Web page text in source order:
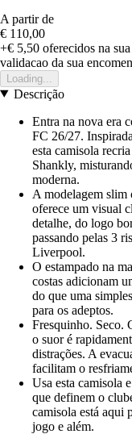
A partir de
€ 110,00
+€ 5,50 oferecidos na
validacao da sua
Loading...
Descrição
Entra na nova era
FC 26/27.
esta camisola
Shankly,
moderna.
A modelagem slim
oferece um visual
detalhe, do logo
passando pelas 3
Liverpool.
O estampado na
costas adicionam
do que uma
para os adeptos.
Fresquinho. Seco.
o suor é
distrações. A
facilitam o
Usa esta camisola
que definem o
camisola está aqui
jogo e além.